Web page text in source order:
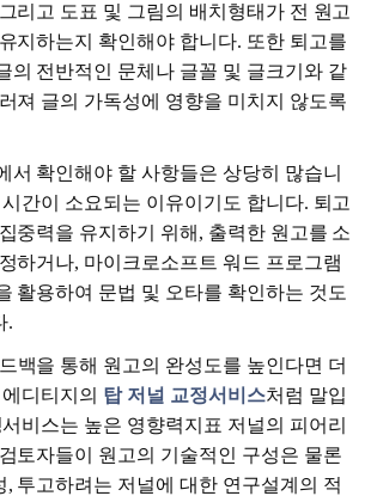
리고 도표 및 그림의 배치형태가 전 원고
지하는지 확인해야 합니다. 또한 퇴고를
의 전반적인 문체나 글꼴 및 글크기와 같
져 글의 가독성에 영향을 미치지 않도록
서 확인해야 할 사항들은 상당히 많습니
간이 소요되는 이유이기도 합니다. 퇴고
중력을 유지하기 위해, 출력한 원고를 소
하거나, 마이크로소프트 워드 프로그램
활용하여 문법 및 오타를 확인하는 것도
.
백을 통해 원고의 완성도를 높인다면 더
디티지의 탑 저널 교정서비스처럼 말입
비스는 높은 영향력지표 저널의 피어리
토자들이 원고의 기술적인 구성은 물론
, 투고하려는 저널에 대한 연구설계의 적